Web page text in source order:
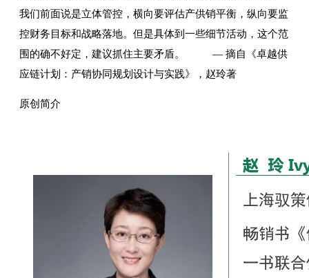
我们前面说是立体管控，横向要评估产供销平衡，纵向要监
控财务目标和战略落地。但是具体到一些细节活动，这个范
围的确不好定，建议抓住主要矛盾。 — 摘自《卓越供
应链计划：产销协同规划设计与实践》，赵玲著
原创简介